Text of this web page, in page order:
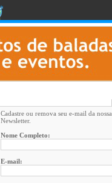
Cadastre ou remova seu e-mail da nossa
Newsletter.
Nome Completo:
E-mail: